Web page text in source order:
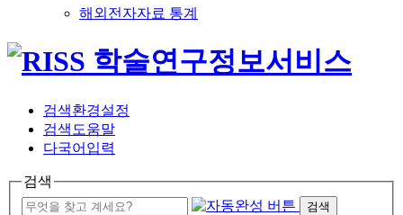
해외전자자료 통계
검색환경설정
검색도움말
다국어입력
검색
검색